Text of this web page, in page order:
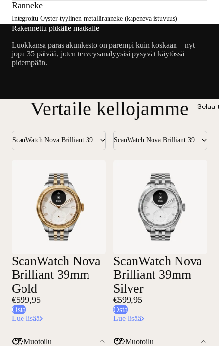
Selaa
Ranneke
Integroitu Oyster-tyylinen metalliranneke (kapeneva istuvuus)
Rakennettu pitkälle matkalle
Luokkansa paras akunkesto on parempi kuin koskaan – nyt
jopa 35 päivää, joten terveysanalyysisi pysyvät käytössä
pidempään.
Vertaile kellojamme
ScanWatch Nova Brilliant 39mm Gold ScanWatch Nova Brilliant 39mm Silver
ScanWatch Nova
Brilliant 39mm
Gold
€599,95
Osta
Lue lisää
Muotoilu
ScanWatch Nova
Brilliant 39mm
Silver
€599,95
Osta
Lue lisää
Muotoilu